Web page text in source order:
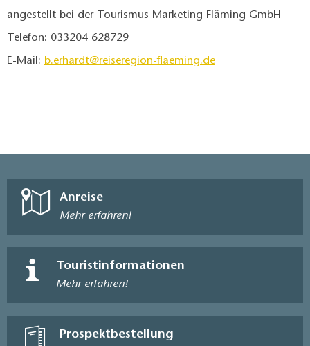
angestellt bei der Tourismus Marketing Fläming GmbH
Telefon: 033204 628729
E-Mail: b.erhardt@reiseregion-flaeming.de
Anreise
Mehr erfahren!
Touristinformationen
Mehr erfahren!
Prospektbestellung